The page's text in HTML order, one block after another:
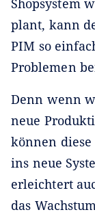
Shopsystem
plant, kann
PIM so
Problemen
Denn wenn
neue
können
ins neue
erleichtert
das